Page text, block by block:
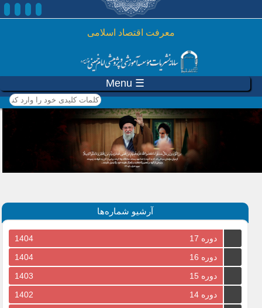
رفتن به محتوای اصلی
معرفت اقتصاد اسلامی
☰ Menu
کلمات کلیدی خود را وارد
کنید
آرشیو شماره‌ها
دوره 17
1404
دوره 16
1404
دوره 15
1403
دوره 14
1402